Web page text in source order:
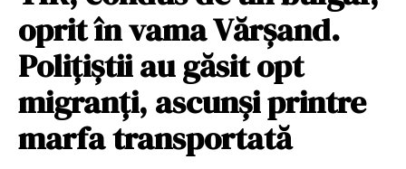
oprit în vama Vărșand.
Polițiștii au găsit opt
migranți, ascunși printre
marfa transportată